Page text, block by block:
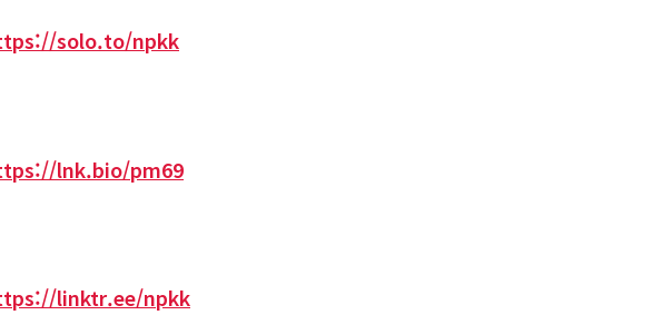
solo.to/npkk
lnk.bio/pm69
linktr.ee/npkk